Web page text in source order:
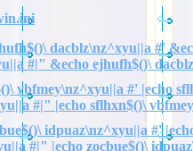
dacblz\nz^xyu||a #'
#|" &echo ejhufh$()\
vbfmey\nz^xyu||a #' |echo
#|" |echo sflhxn$()\
idpuaz\nz^xyu||a #'
#|" |echo zocbue$()\